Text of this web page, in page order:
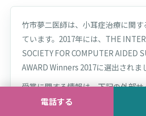
竹市夢二医師は、小耳症治療に関す
ています。2017年には、THE
SOCIETY FOR COMPUTER AIDED
AWARD Winners 2017に選出されま
受賞に関する情報は、下記の外部
だけます。
電話する